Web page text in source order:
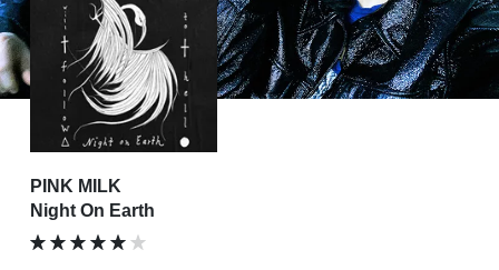
PINK MILK
Night On Earth